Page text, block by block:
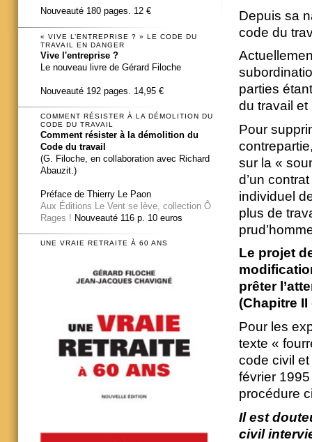
Depuis sa
code du
parties
du travail
Pour
sur la «
d’un
individuel
plus de
Le projet
prêter
(Chapitre
Pour les
texte «
code civil et
février
procédure
Il est
civil
Nouveauté 180 pages. 12 €
« VIVE L’ENTREPRISE ? » LE CODE DU
TRAVAIL EN DANGER
Vive l'entreprise ?
Le nouveau livre de Gérard Filoche
Nouveauté 192 pages. 14,95 €
COMMENT RÉSISTER À LA DÉMOLITION DU
CODE DU TRAVAIL
Comment résister à la démolition du
Code du travail
(G. Filoche, en collaboration avec Richard
Abauzit.)
Préface de Thierry Le Paon
Aux Éditions Le Vent se lève, collection Ô
Rages ! Nouveauté 116 p. 10 euros
UNE VRAIE RETRAITE À 60 ANS